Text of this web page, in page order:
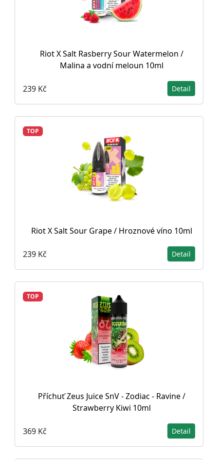
Riot X Salt Rasberry Sour Watermelon /
Malina a vodní meloun 10ml
239 Kč Detail
TOP
Riot X Salt Sour Grape / Hroznové víno 10ml
239 Kč Detail
TOP
Příchuť Zeus Juice SnV - Zodiac - Ravine /
Strawberry Kiwi 10ml
369 Kč Detail